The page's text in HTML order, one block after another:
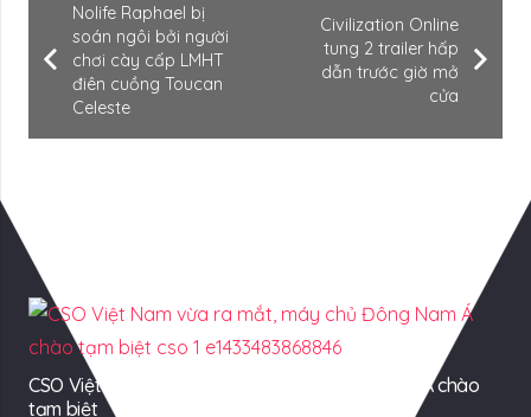
Nolife Raphael bị
soán ngôi bởi người
chơi cày cấp LMHT
điên cuồng Toucan
Celeste
Civilization Online
tung 2 trailer hấp
dẫn trước giờ mở
cửa
CSO Việt Nam vừa ra mắt, máy chủ Đông Nam Á chào
tạm biệt